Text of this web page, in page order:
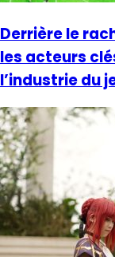
Derrière le
les acteurs
l’industrie du